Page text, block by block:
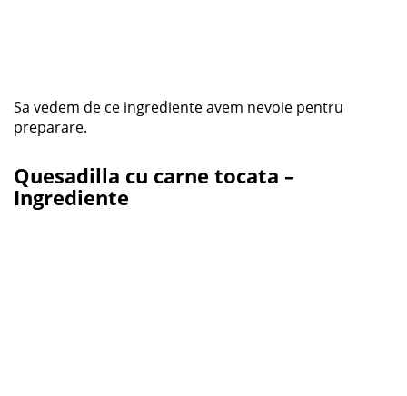
Sa vedem de ce ingrediente avem nevoie pentru
preparare.
Quesadilla cu carne tocata –
Ingrediente